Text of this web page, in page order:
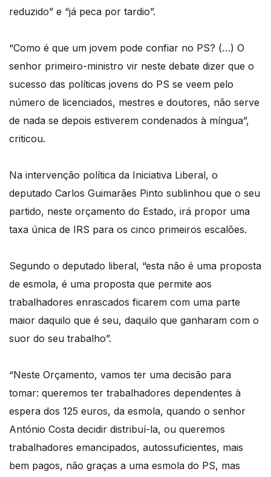
reduzido” e “já peca por tardio”.
“Como é que um jovem pode confiar no PS? (…) O
senhor primeiro-ministro vir neste debate dizer que o
sucesso das políticas jovens do PS se veem pelo
número de licenciados, mestres e doutores, não serve
de nada se depois estiverem condenados à míngua”,
criticou.
Na intervenção política da Iniciativa Liberal, o
deputado Carlos Guimarães Pinto sublinhou que o seu
partido, neste orçamento do Estado, irá propor uma
taxa única de IRS para os cinco primeiros escalões.
Segundo o deputado liberal, “esta não é uma proposta
de esmola, é uma proposta que permite aos
trabalhadores enrascados ficarem com uma parte
maior daquilo que é seu, daquilo que ganharam com o
suor do seu trabalho”.
“Neste Orçamento, vamos ter uma decisão para
tomar: queremos ter trabalhadores dependentes à
espera dos 125 euros, da esmola, quando o senhor
António Costa decidir distribuí-la, ou queremos
trabalhadores emancipados, autossuficientes, mais
bem pagos, não graças a uma esmola do PS, mas